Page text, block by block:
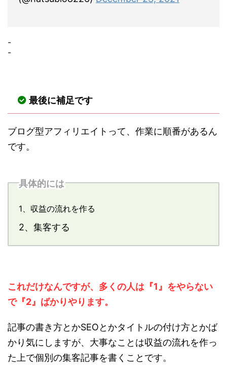
-
-
最後に補足です
ブログ型アフィリエイトって、作業に順番があるん
です。
具体的には
1、収益の流れを作る
2、集客する
これだけなんですが、多くの人は『1』をやらない
で『2』ばかりやります。
記事の書き方とかSEOとかタイトルの付け方とかば
かり気にしますが、大事なことは収益の流れを作っ
た上で個別の集客記事を書くことです。